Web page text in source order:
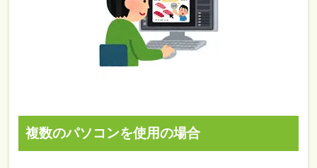
複数のパソコンを使用の場合